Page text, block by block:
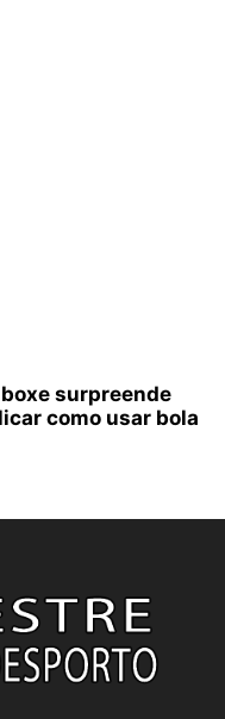
surpreende
como usar bola